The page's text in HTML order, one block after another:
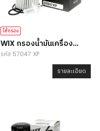
ไส้กรอง
WIX กรองน้ำมันเครื่อง
57047 XP
รหัส 57047 XP
รายละเอียด